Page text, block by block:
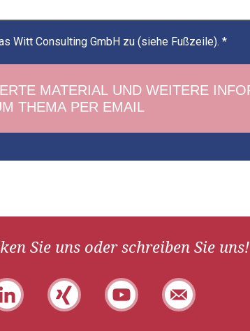
Witt Consulting GmbH zu (siehe Fußzeile). *
Sie uns oder schreiben Sie uns!